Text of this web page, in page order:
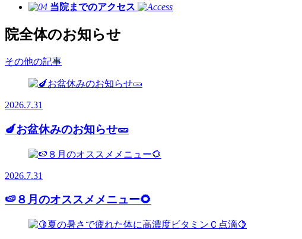
当院までのアクセス
院全体のお知らせ
その他の記事
2026.7.31
🍆お盆休みのお知らせ🥒
2026.7.31
🍉８月のオススメメニュー🌻